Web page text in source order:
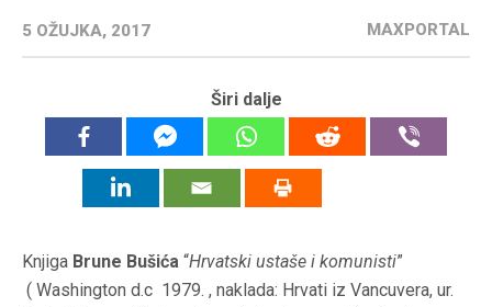
5 OŽUJKA, 2017 MAXPORTAL
Širi dalje
Knjiga Brune Bušića “Hrvatski ustaše i komunisti”
( Washington d.c 1979. , naklada: Hrvati iz Vancuvera, ur.